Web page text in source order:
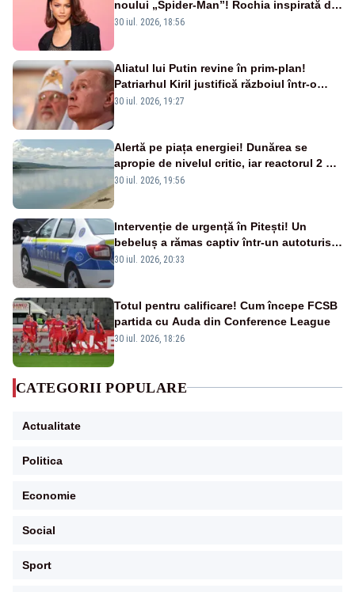
noului „Spider-Man”! Rochia inspirată de
pânza de păianjen a făcut senzație
30 iul. 2026, 18:56
Aliatul lui Putin revine în prim-plan!
Patriarhul Kiril justifică războiul într-o
nouă carte
30 iul. 2026, 19:27
Alertă pe piața energiei! Dunărea se
apropie de nivelul critic, iar reactorul 2 de
la Cernavodă ar putea fi oprit
30 iul. 2026, 19:56
Intervenție de urgență în Pitești! Un
bebeluș a rămas captiv într-un autoturism
din cauza unei defecțiuni
30 iul. 2026, 20:33
Totul pentru calificare! Cum începe FCSB
partida cu Auda din Conference League
30 iul. 2026, 18:26
CATEGORII POPULARE
Actualitate
Politica
Economie
Social
Sport